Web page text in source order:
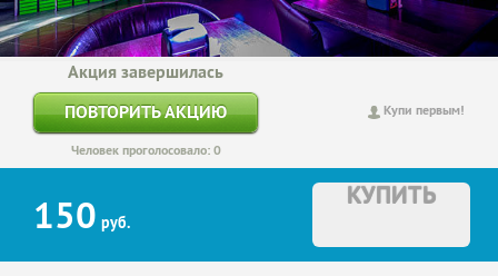
Купи первым!
Акция завершилась
ПОВТОРИТЬ АКЦИЮ
Человек проголосовало: 0
150 руб.
КУПИТЬ